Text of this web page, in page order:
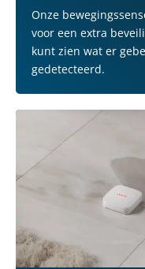
Onze
voor een extra
kunt zien wat er
gedetecteerd.